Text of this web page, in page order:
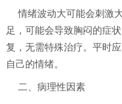
情绪波动大可能会刺激
足，可能会导致胸闷的症
复，无需特殊治疗。平时
自己的情绪。
二、病理性因素